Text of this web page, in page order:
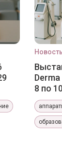
Новость
8 по